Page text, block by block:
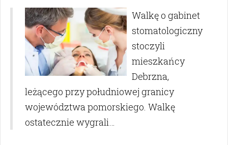
Walkę o gabinet
stomatologiczny
stoczyli
mieszkańcy
Debrzna,
leżącego przy południowej granicy
województwa pomorskiego. Walkę
ostatecznie wygrali…